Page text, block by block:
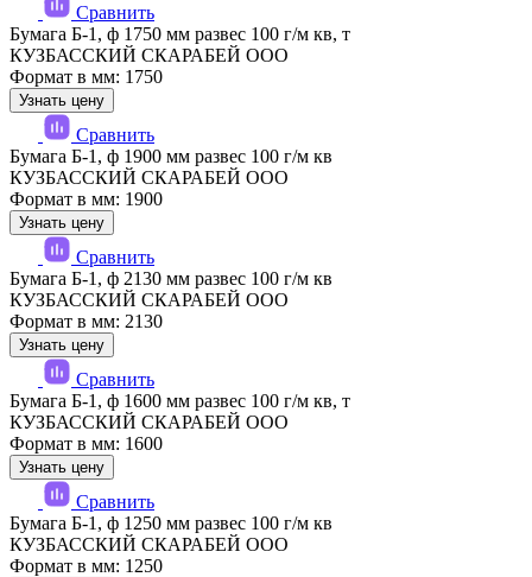
Сравнить
Бумага Б-1, ф 1750 мм развес 100 г/м кв, т
КУЗБАССКИЙ СКАРАБЕЙ ООО
Формат в мм: 1750
Узнать цену
Сравнить
Бумага Б-1, ф 1900 мм развес 100 г/м кв
КУЗБАССКИЙ СКАРАБЕЙ ООО
Формат в мм: 1900
Узнать цену
Сравнить
Бумага Б-1, ф 2130 мм развес 100 г/м кв
КУЗБАССКИЙ СКАРАБЕЙ ООО
Формат в мм: 2130
Узнать цену
Сравнить
Бумага Б-1, ф 1600 мм развес 100 г/м кв, т
КУЗБАССКИЙ СКАРАБЕЙ ООО
Формат в мм: 1600
Узнать цену
Сравнить
Бумага Б-1, ф 1250 мм развес 100 г/м кв
КУЗБАССКИЙ СКАРАБЕЙ ООО
Формат в мм: 1250